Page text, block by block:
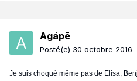
Agápē
Posté(e) 30 octobre 2016
Je suis choqué même pas de Elisa,